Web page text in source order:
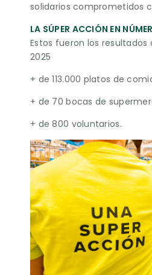
solidarios comprometidos
LA SÚPER ACCIÓN EN
Estos fueron los resultados
2025
+ de 113.000 platos de
+ de 70 bocas de
+ de 800 voluntarios.